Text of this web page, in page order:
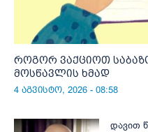
როგორ ვაქციოთ
მოსწავლის ხმად
4 აგვისტო, 2026 - 08:58
დავით